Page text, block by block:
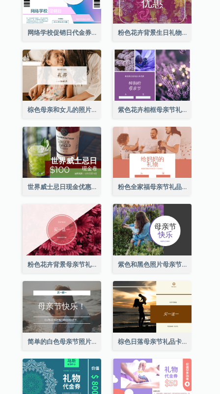
网络学校促销日代金券 粉色花卉背景生日礼物卡
棕色母亲和女儿的照片母亲节的礼品卡 紫色花卉相框母亲节礼品卡
世界威士忌日现金优惠券 粉色全家福母亲节礼品卡
粉色花卉背景母亲节礼品卡 紫色和黑色照片母亲节礼品卡
简单的白色母亲节照片礼品卡 棕色日落母亲节礼品卡